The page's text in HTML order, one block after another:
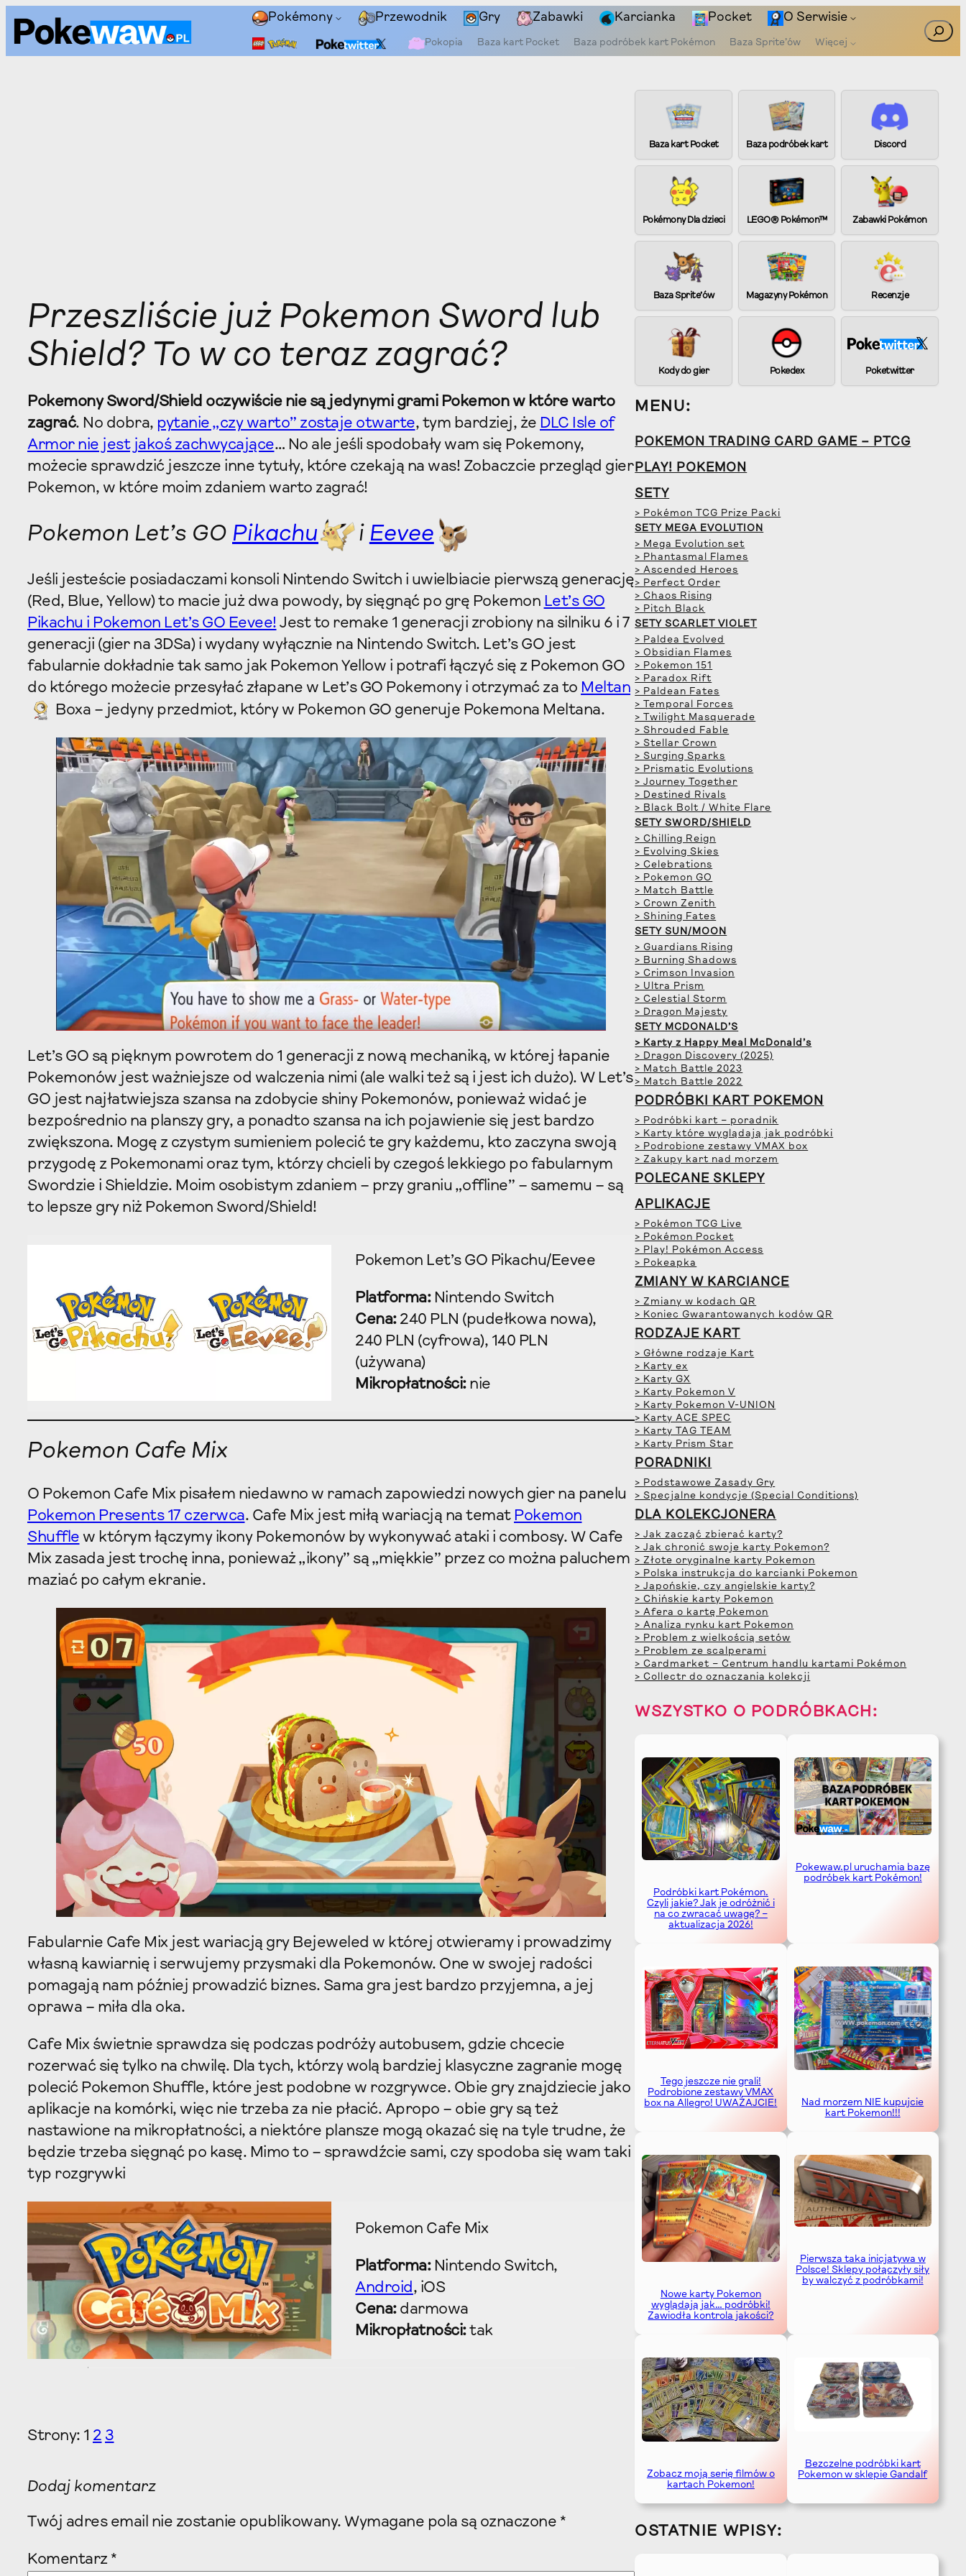
Przejdź
do
treści
Pokémony Przewodnik Gry Zabawki Karcianka Pocket O Serwisie
Pokopia Baza kart Pocket Baza podróbek kart Pokémon Baza Sprite’ów Więcej
Szukaj
Przeszliście już Pokemon Sword lub
Shield? To w co teraz zagrać?
Pokemony Sword/Shield oczywiście nie są jedynymi grami Pokemon w które warto
zagrać. No dobra, pytanie „czy warto” zostaje otwarte, tym bardziej, że DLC Isle of
Armor nie jest jakoś zachwycające… No ale jeśli spodobały wam się Pokemony,
możecie sprawdzić jeszcze inne tytuły, które czekają na was! Zobaczcie przegląd gier
Pokemon, w które moim zdaniem warto zagrać!
Pokemon Let’s GO Pikachu i Eevee
Jeśli jesteście posiadaczami konsoli Nintendo Switch i uwielbiacie pierwszą generację
(Red, Blue, Yellow) to macie już dwa powody, by sięgnąć po grę Pokemon Let’s GO
Pikachu i Pokemon Let’s GO Eevee! Jest to remake 1 generacji zrobiony na silniku 6 i 7
generacji (gier na 3DSa) i wydany wyłącznie na Nintendo Switch. Let’s GO jest
fabularnie dokładnie tak samo jak Pokemon Yellow i potrafi łączyć się z Pokemon GO
do którego możecie przesyłać złapane w Let’s GO Pokemony i otrzymać za to Meltan
Boxa – jedyny przedmiot, który w Pokemon GO generuje Pokemona Meltana.
Let’s GO są pięknym powrotem do 1 generacji z nową mechaniką, w której łapanie
Pokemonów jest ważniejsze od walczenia nimi (ale walki też są i jest ich dużo). W Let’s
GO jest najłatwiejsza szansa na zdobycie shiny Pokemonów, ponieważ widać je
bezpośrednio na planszy gry, a ponadto szansa na ich pojawienie się jest bardzo
zwiększona. Mogę z czystym sumieniem polecić te gry każdemu, kto zaczyna swoją
przygodę z Pokemonami oraz tym, którzy chcieli by czegoś lekkiego po fabularnym
Swordzie i Shieldzie. Moim osobistym zdaniem – przy graniu „offline” – samemu – są
to lepsze gry niż Pokemon Sword/Shield!
Pokemon Let’s GO Pikachu/Eevee
Platforma:Nintendo Switch
Cena:240 PLN (pudełkowa nowa),
240 PLN (cyfrowa), 140 PLN
(używana)
Mikropłatności:nie
Pokemon Cafe Mix
O Pokemon Cafe Mix pisałem niedawno w ramach zapowiedzi nowych gier na panelu
Pokemon Presents 17 czerwca. Cafe Mix jest miłą wariacją na temat Pokemon
Shuffle w którym łączymy ikony Pokemonów by wykonywać ataki i combosy. W Cafe
Mix zasada jest trochę inna, ponieważ „ikony” są „miękkie” przez co można paluchem
maziać po całym ekranie.
Fabularnie Cafe Mix jest wariacją gry Bejeweled w której otwieramy i prowadzimy
własną kawiarnię i serwujemy przysmaki dla Pokemonów. One w swojej radości
pomagają nam później prowadzić biznes. Sama gra jest bardzo przyjemna, a jej
oprawa – miła dla oka.
Cafe Mix świetnie sprawdza się podczas podróży autobusem, gdzie chcecie
rozerwać się tylko na chwilę. Dla tych, którzy wolą bardziej klasyczne zagranie mogę
polecić Pokemon Shuffle, które jest podobne w rozgrywce. Obie gry znajdziecie jako
aplikacje na komórki, więc nie trzeba za nie płacić. Apropo – obie gry są też
nastawione na mikropłatności, a niektóre plansze mogą okazać się na tyle trudne, że
będzie trzeba sięgnąć po kasę. Mimo to – sprawdźcie sami, czy spodoba się wam taki
typ rozgrywki
Pokemon Cafe Mix
Platforma:Nintendo Switch,
Android, iOS
Cena: darmowa
Mikropłatności:tak
Strony: 1 2 3
Dodaj komentarz
Twój adres email nie zostanie opublikowany. Wymagane pola są oznaczone *
Komentarz *
Baza kart Pocket Baza podróbek kart Discord
Pokémony Dla dzieci LEGO® Pokémon™ Zabawki Pokémon
Baza Sprite’ów Magazyny Pokémon Recenzje
Kody do gier Pokedex Poketwitter
MENU:
POKEMON TRADING CARD GAME – PTCG
PLAY! POKEMON
SETY
> Pokémon TCG Prize Packi
SETY MEGA EVOLUTION
> Mega Evolution set
> Phantasmal Flames
> Ascended Heroes
> Perfect Order
> Chaos Rising
> Pitch Black
SETY SCARLET VIOLET
> Paldea Evolved
> Obsidian Flames
> Pokemon 151
> Paradox Rift
> Paldean Fates
> Temporal Forces
> Twilight Masquerade
> Shrouded Fable
> Stellar Crown
> Surging Sparks
> Prismatic Evolutions
> Journey Together
> Destined Rivals
> Black Bolt / White Flare
SETY SWORD/SHIELD
> Chilling Reign
> Evolving Skies
> Celebrations
> Pokemon GO
> Match Battle
> Crown Zenith
> Shining Fates
SETY SUN/MOON
> Guardians Rising
> Burning Shadows
> Crimson Invasion
> Ultra Prism
> Celestial Storm
> Dragon Majesty
SETY MCDONALD’S
> Karty z Happy Meal McDonald’s
> Dragon Discovery (2025)
> Match Battle 2023
> Match Battle 2022
PODRÓBKI KART POKEMON
> Podróbki kart – poradnik
> Karty które wyglądają jak podróbki
> Podrobione zestawy VMAX box
> Zakupy kart nad morzem
POLECANE SKLEPY
APLIKACJE
> Pokémon TCG Live
> Pokémon Pocket
> Play! Pokémon Access
> Pokeapka
ZMIANY W KARCIANCE
> Zmiany w kodach QR
> Koniec Gwarantowanych kodów QR
RODZAJE KART
> Główne rodzaje Kart
> Karty ex
> Karty GX
> Karty Pokemon V
> Karty Pokemon V-UNION
> Karty ACE SPEC
> Karty TAG TEAM
> Karty Prism Star
PORADNIKI
> Podstawowe Zasady Gry
> Specjalne kondycje (Special Conditions)
DLA KOLEKCJONERA
> Jak zacząć zbierać karty?
> Jak chronić swoje karty Pokemon?
> Złote oryginalne karty Pokemon
> Polska instrukcja do karcianki Pokemon
> Japońskie, czy angielskie karty?
> Chińskie karty Pokemon
> Afera o kartę Pokemon
> Analiza rynku kart Pokemon
> Problem z wielkością setów
> Problem ze scalperami
> Cardmarket – Centrum handlu kartami Pokémon
> Collectr do oznaczania kolekcji
WSZYSTKO O PODRÓBKACH:
Podróbki kart Pokémon.
Czyli jakie? Jak je odróżnić i
na co zwracać uwagę? –
aktualizacja 2026!
Pokewaw.pl uruchamia bazę
podróbek kart Pokémon!
Tego jeszcze nie grali!
Podrobione zestawy VMAX
box na Allegro! UWAŻAJCIE!
Nad morzem NIE kupujcie
kart Pokemon!!!
Nowe karty Pokemon
wyglądają jak… podróbki!
Zawiodła kontrola jakości?
Pierwsza taka inicjatywa w
Polsce! Sklepy połączyły siły
by walczyć z podróbkami!
Zobacz moją serię filmów o
kartach Pokemon!
Bezczelne podróbki kart
Pokemon w sklepie Gandalf
OSTATNIE WPISY: